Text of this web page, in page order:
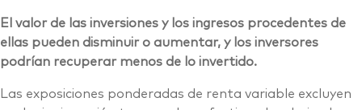
El valor de las inversiones y los ingresos procedentes de
ellas pueden disminuir o aumentar, y los inversores
podrían recuperar menos de lo invertido.
Las exposiciones ponderadas de renta variable excluyen